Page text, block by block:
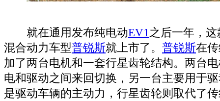
就在通用发布纯电动EV1 之后一年，这
混合动力车型普锐斯就上市了。 普锐斯在
加了两台电机和一套行星齿轮结构。两台
电和驱动之间来回切换，另一台主要用于
是驱动车辆的主动力，行星齿轮则取代了